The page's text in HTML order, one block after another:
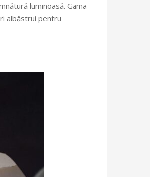
luminoasă. Gama
albăstrui pentru